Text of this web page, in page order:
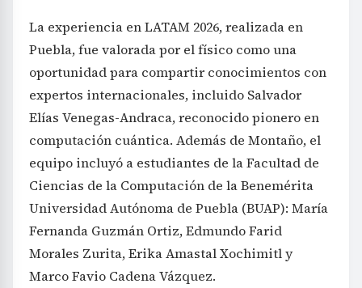
La experiencia en LATAM 2026, realizada en
Puebla, fue valorada por el físico como una
oportunidad para compartir conocimientos con
expertos internacionales, incluido Salvador
Elías Venegas-Andraca, reconocido pionero en
computación cuántica. Además de Montaño, el
equipo incluyó a estudiantes de la Facultad de
Ciencias de la Computación de la Benemérita
Universidad Autónoma de Puebla (BUAP): María
Fernanda Guzmán Ortiz, Edmundo Farid
Morales Zurita, Erika Amastal Xochimitl y
Marco Favio Cadena Vázquez.